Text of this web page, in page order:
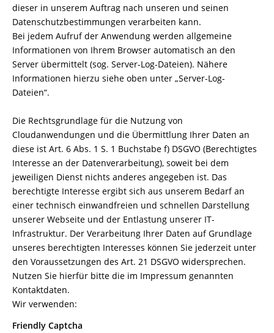
dieser in unserem Auftrag nach unseren und seinen
Datenschutzbestimmungen verarbeiten kann.
Bei jedem Aufruf der Anwendung werden allgemeine
Informationen von Ihrem Browser automatisch an den
Server übermittelt (sog. Server-Log-Dateien). Nähere
Informationen hierzu siehe oben unter „Server-Log-
Dateien“.
Die Rechtsgrundlage für die Nutzung von
Cloudanwendungen und die Übermittlung Ihrer Daten an
diese ist Art. 6 Abs. 1 S. 1 Buchstabe f) DSGVO (Berechtigtes
Interesse an der Datenverarbeitung), soweit bei dem
jeweiligen Dienst nichts anderes angegeben ist. Das
berechtigte Interesse ergibt sich aus unserem Bedarf an
einer technisch einwandfreien und schnellen Darstellung
unserer Webseite und der Entlastung unserer IT-
Infrastruktur. Der Verarbeitung Ihrer Daten auf Grundlage
unseres berechtigten Interesses können Sie jederzeit unter
den Voraussetzungen des Art. 21 DSGVO widersprechen.
Nutzen Sie hierfür bitte die im Impressum genannten
Kontaktdaten.
Wir verwenden:
Friendly Captcha